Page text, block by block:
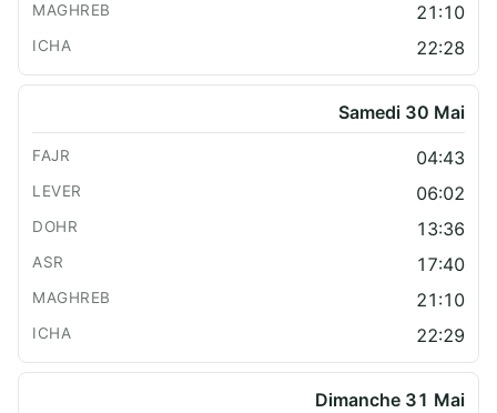
21:10
22:28
Samedi 30 Mai
04:43
06:02
13:36
17:40
21:10
22:29
Dimanche 31 Mai